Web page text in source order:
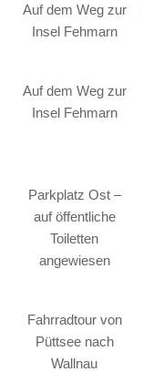
Auf dem Weg zur
Insel Fehmarn
Auf dem Weg zur
Insel Fehmarn
Parkplatz Ost –
auf öffentliche
Toiletten
angewiesen
Fahrradtour von
Püttsee nach
Wallnau